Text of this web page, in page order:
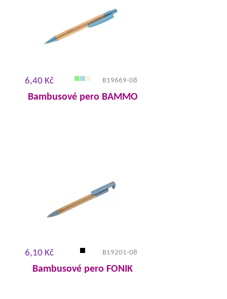
6,40 Kč B19669-08
Bambusové pero BAMMO
6,10 Kč B19201-08
Bambusové pero FONIK